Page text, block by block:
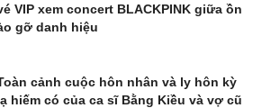
VIP xem concert BLACKPINK giữa ồn
gỡ danh hiệu
cảnh cuộc hôn nhân và ly hôn kỳ
hiếm có của ca sĩ Bằng Kiều và vợ cũ